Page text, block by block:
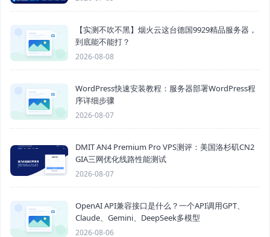
【实测不吹不黑】烟火云这台德国9929精品服务器，
到底能不能打？
2026-08-08
WordPress快速安装教程：服务器部署WordPress程
序详细步骤
2026-08-07
DMIT AN4 Premium Pro VPS测评：美国洛杉矶CN2
GIA三网优化线路性能测试
2026-08-07
OpenAI API兼容接口是什么？一个API调用GPT、
Claude、Gemini、DeepSeek多模型
2026-08-06